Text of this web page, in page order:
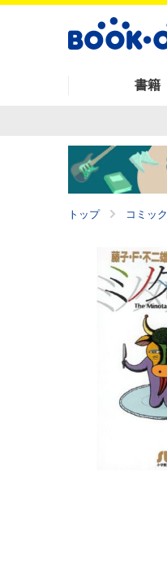
書籍
トップ コミック